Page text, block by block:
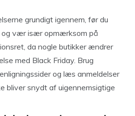
grundigt igennem, før du
og vær især opmærksom på
da nogle butikker ændrer
med Black Friday. Brug
og læs anmeldelser
bliver snydt af uigennemsigtige